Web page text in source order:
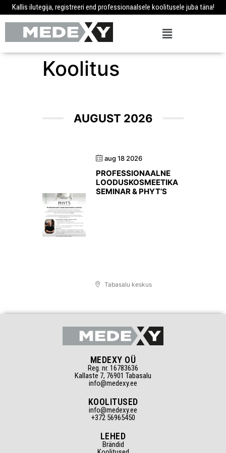
Kallis ilutegija, registreeri end professionaalsele koolitusele juba täna!
Koolitus
AUGUST 2026
aug 18 2026
PROFESSIONAALNE
LOODUSKOSMEETIKA
SEMINAR & PHYT’S
Tabasalu keskus
MEDEXY OÜ
Reg. nr. 16783636
Kallaste 7, 76901 Tabasalu
info@medexy.ee
KOOLITUSED
info@medexy.ee
+372 56965450
LEHED
Brändid